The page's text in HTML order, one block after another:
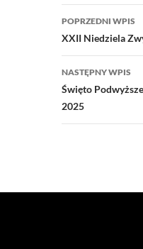
Nawigacja
wpisu
POPRZEDNI WPIS
XXII Niedziela
NASTĘPNY WPIS
Święto
2025